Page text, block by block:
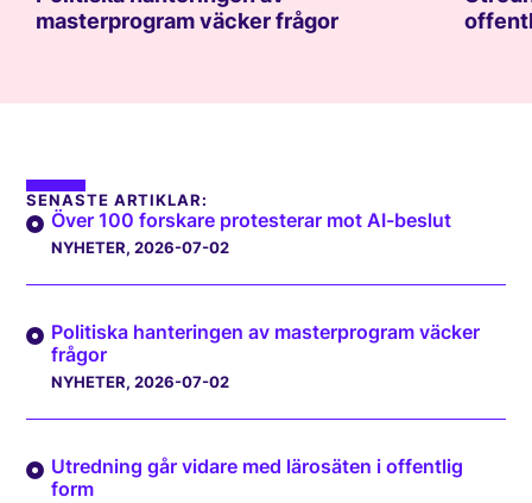
masterprogram väcker frågor
SENASTE ARTIKLAR:
Över 100 forskare protesterar mot AI-beslut
NYHETER, 2026-07-02
Politiska hanteringen av masterprogram väcker
frågor
NYHETER, 2026-07-02
Utredning går vidare med lärosäten i offentlig
form